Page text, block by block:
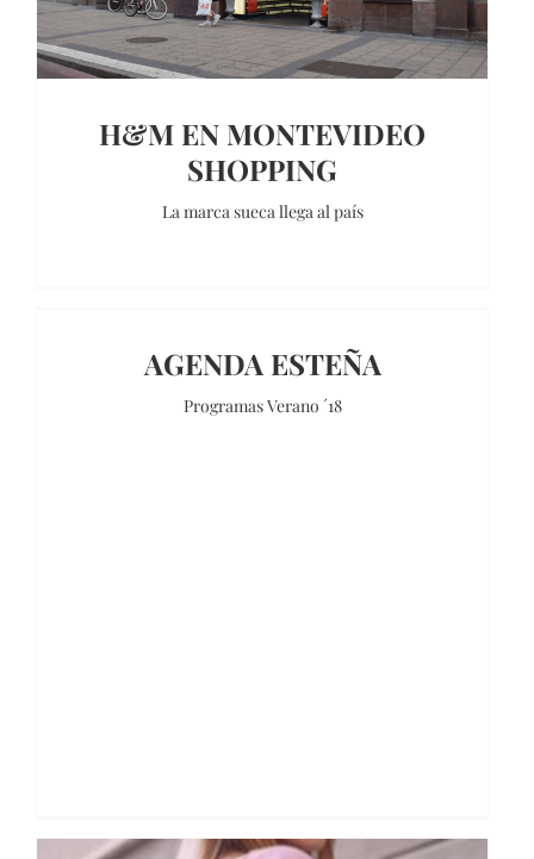
H&M EN MONTEVIDEO
SHOPPING
La marca sueca llega al país
AGENDA ESTEÑA
Programas Verano ´18